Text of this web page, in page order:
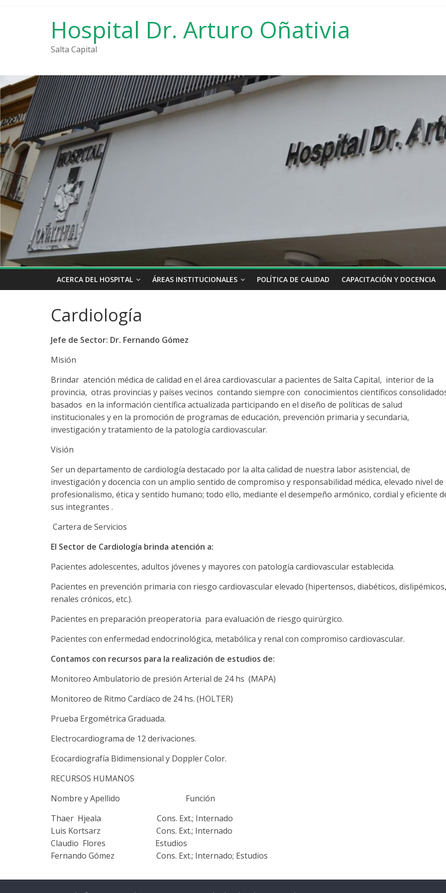
Hospital Dr. Arturo Oñativia
Salta Capital
ACERCA DEL HOSPITAL ÁREAS INSTITUCIONALES POLÍTICA DE CALIDAD CAPACITACIÓN Y DOCENCIA
Cardiología
Jefe de Sector: Dr. Fernando Gómez
Misión
Brindar atención médica de calidad en el área cardiovascular a pacientes de Salta Capital, interior de la
provincia, otras provincias y países vecinos contando siempre con conocimientos científicos
basados en la información científica actualizada participando en el diseño de políticas de salud
institucionales y en la promoción de programas de educación, prevención primaria y secundaria,
investigación y tratamiento de la patología cardiovascular.
Visión
Ser un departamento de cardiología destacado por la alta calidad de nuestra labor asistencial, de
investigación y docencia con un amplio sentido de compromiso y responsabilidad médica, elevado nivel de
profesionalismo, ética y sentido humano; todo ello, mediante el desempeño armónico, cordial y eficiente
sus integrantes .
Cartera de Servicios
El Sector de Cardiología brinda atención a:
Pacientes adolescentes, adultos jóvenes y mayores con patología cardiovascular establecida.
Pacientes en prevención primaria con riesgo cardiovascular elevado (hipertensos, diabéticos, dislipémicos,
renales crónicos, etc.).
Pacientes en preparación preoperatoria para evaluación de riesgo quirúrgico.
Pacientes con enfermedad endocrinológica, metabólica y renal con compromiso cardiovascular.
Contamos con recursos para la realización de estudios de:
Monitoreo Ambulatorio de presión Arterial de 24 hs (MAPA)
Monitoreo de Ritmo Cardíaco de 24 hs. (HOLTER)
Prueba Ergométrica Graduada.
Electrocardiograma de 12 derivaciones.
Ecocardiografía Bidimensional y Doppler Color.
RECURSOS HUMANOS
Nombre y Apellido Función
Thaer Hjeala Cons. Ext.; Internado
Luis Kortsarz Cons. Ext.; Internado
Claudio Flores Estudios
Fernando Gómez Cons. Ext.; Internado; Estudios